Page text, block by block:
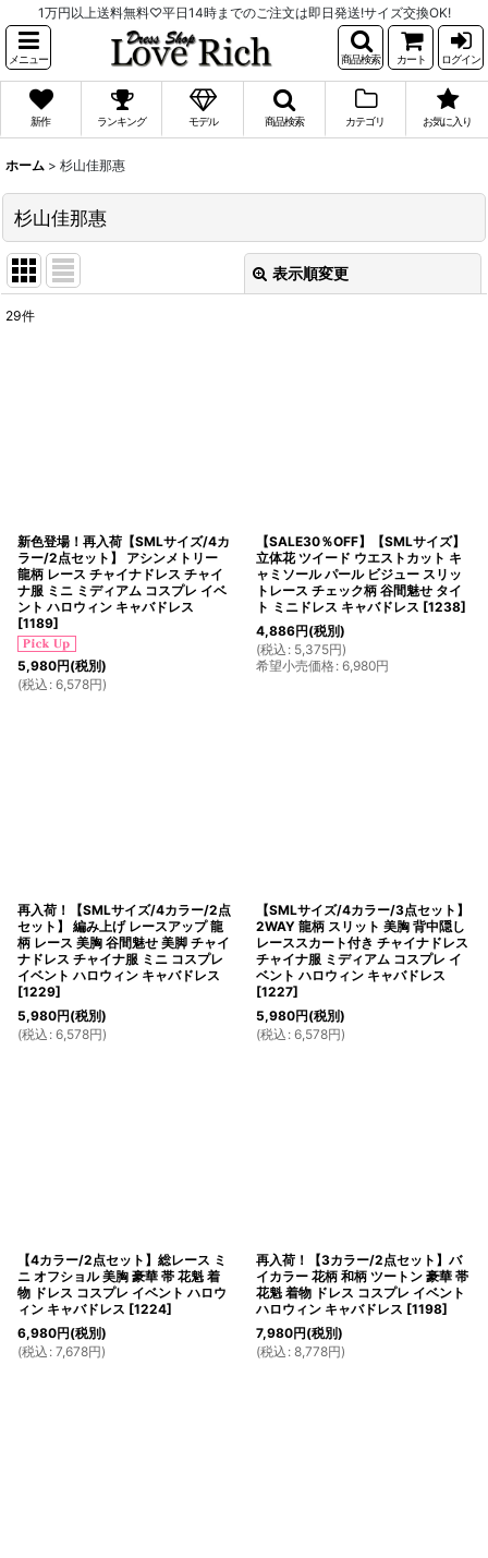
1万円以上送料無料♡平日14時までのご注文は即日発送!サイズ交換OK!
メニュー 商品検索 カート ログイン
新作 ランキング モデル 商品検索 カテゴリ お気に入り
ホーム > 杉山佳那惠
杉山佳那惠
表示順変更
29件
新色登場！再入荷【SMLサイズ/4カ
ラー/2点セット】 アシンメトリー
龍柄 レース チャイナドレス チャイ
ナ服 ミニ ミディアム コスプレ イベ
ント ハロウィン キャバドレス
[1189]
5,980円(税別)
(税込 : 6,578円)
【SALE30％OFF】【SMLサイズ】
立体花 ツイード ウエストカット キ
ャミソール パール ビジュー スリッ
トレース チェック柄 谷間魅せ タイ
ト ミニドレス キャバドレス [1238]
4,886円(税別)
(税込 : 5,375円)
希望小売価格: 6,980円
再入荷！【SMLサイズ/4カラー/2点
セット】 編み上げ レースアップ 龍
柄 レース 美胸 谷間魅せ 美脚 チャイ
ナドレス チャイナ服 ミニ コスプレ
イベント ハロウィン キャバドレス
[1229]
5,980円(税別)
(税込 : 6,578円)
【SMLサイズ/4カラー/3点セット】
2WAY 龍柄 スリット 美胸 背中隠し
レーススカート付き チャイナドレス
チャイナ服 ミディアム コスプレ イ
ベント ハロウィン キャバドレス
[1227]
5,980円(税別)
(税込 : 6,578円)
【4カラー/2点セット】総レース ミ
ニ オフショル 美胸 豪華 帯 花魁 着
物 ドレス コスプレ イベント ハロウ
ィン キャバドレス [1224]
6,980円(税別)
(税込 : 7,678円)
再入荷！【3カラー/2点セット】バ
イカラー 花柄 和柄 ツートン 豪華 帯
花魁 着物 ドレス コスプレ イベント
ハロウィン キャバドレス [1198]
7,980円(税別)
(税込 : 8,778円)